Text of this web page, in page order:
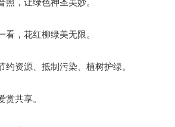
照，让绿色神圣美妙。
看，花红柳绿美无限。
约资源、抵制污染、植树护绿。
赏共享。